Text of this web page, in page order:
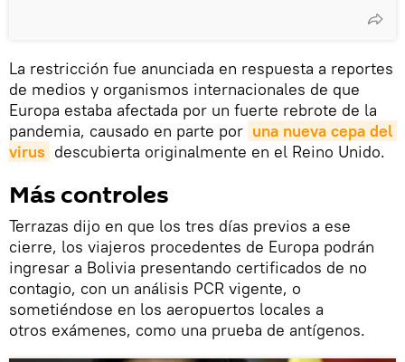
La restricción fue anunciada en respuesta a reportes
de medios y organismos internacionales de que
Europa estaba afectada por un fuerte rebrote de la
pandemia, causado en parte por una nueva cepa del
virus descubierta originalmente en el Reino Unido.
Más controles
Terrazas dijo en que los tres días previos a ese
cierre, los viajeros procedentes de Europa podrán
ingresar a Bolivia presentando certificados de no
contagio, con un análisis PCR vigente, o
sometiéndose en los aeropuertos locales a
otros exámenes, como una prueba de antígenos.